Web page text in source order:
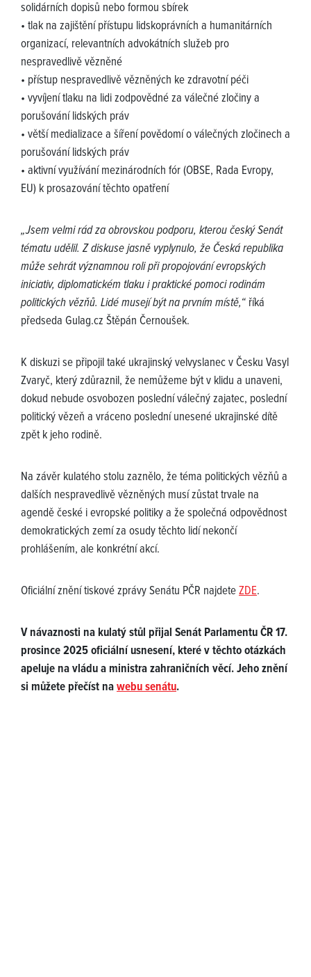
solidárních dopisů nebo formou sbírek
• tlak na zajištění přístupu lidskoprávních a humanitárních
organizací, relevantních advokátních služeb pro
nespravedlivě vězněné
• přístup nespravedlivě vězněných ke zdravotní péči
• vyvíjení tlaku na lidi zodpovědné za válečné zločiny a
porušování lidských práv
• větší medializace a šíření povědomí o válečných zločinech a
porušování lidských práv
• aktivní využívání mezinárodních fór (OBSE, Rada Evropy,
EU) k prosazování těchto opatření
„Jsem velmi rád za obrovskou podporu, kterou český Senát
tématu udělil. Z diskuse jasně vyplynulo, že Česká republika
může sehrát významnou roli při propojování evropských
iniciativ, diplomatickém tlaku i praktické pomoci rodinám
politických vězňů. Lidé musejí být na prvním místě,“ říká
předseda Gulag.cz Štěpán Černoušek.
K diskuzi se připojil také ukrajinský velvyslanec v Česku Vasyl
Zvaryč, který zdůraznil, že nemůžeme být v klidu a unaveni,
dokud nebude osvobozen poslední válečný zajatec, poslední
politický vězeň a vráceno poslední unesené ukrajinské dítě
zpět k jeho rodině.
Na závěr kulatého stolu zaznělo, že téma politických vězňů a
dalších nespravedlivě vězněných musí zůstat trvale na
agendě české i evropské politiky a že společná odpovědnost
demokratických zemí za osudy těchto lidí nekončí
prohlášením, ale konkrétní akcí.
Oficiální znění tiskové zprávy Senátu PČR najdeteZDE.
V návaznosti na kulatý stůl přijal Senát Parlamentu ČR 17.
prosince 2025 oficiální usnesení, které v těchto otázkách
apeluje na vládu a ministra zahraničních věcí. Jeho znění
si můžete přečíst nawebu senátu.